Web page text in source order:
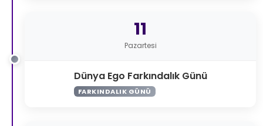
11
Pazartesi
Dünya Ego Farkındalık Günü
FARKINDALIK GÜNÜ